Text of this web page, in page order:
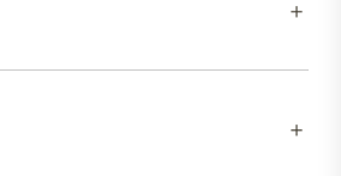
品さを兼ね備えており、スラックス
オンス）、製品洗い加工なし